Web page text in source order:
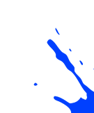
content